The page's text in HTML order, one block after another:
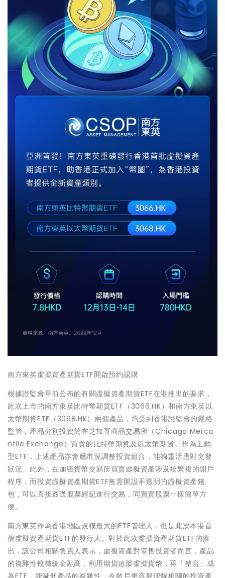
南方東英虛擬資產期貨ETF開啟預約認購
根據證監會早前公布的有關虛擬資產期貨ETF在港推出的要求，
此次上市的南方東英比特幣期貨ETF（3066.HK）和南方東英以
太幣期貨ETF（3068.HK）兩個產品，均受到香港證監會的嚴格
監管，產品分別投資於在芝加哥商品交易所（Chicago Merca
ntile Exchange）買賣的比特幣期貨及以太幣期貨。作為主動
型ETF，上述產品亦會應市況調整投資組合，能夠靈活應對突發
狀況。此外，在加密貨幣交易所買賣虛擬資產涉及較繁複的開戶
程序，而投資虛擬資產期貨ETF無需開設不透明的虛擬資產錢
包，可以直接透過股票經紀進行交易，同買賣股票一樣簡單方
便。
南方東英作為香港地區規模最大的ETF管理人，也是此次本港首
個虛擬資產期貨ETF的發行人。對於此次虛擬資產期貨ETF的推
出，該公司相關負責人表示，虛擬資產對零售投資者而言，產品
的複雜性較傳統金融高，利用期貨追蹤虛擬貨幣，再「整合」成